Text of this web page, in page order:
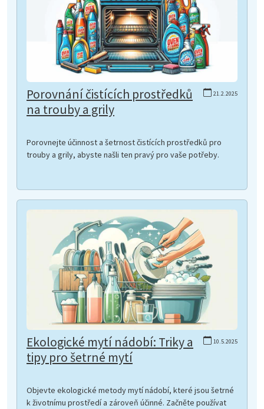
21.2.2025
Porovnání čistících prostředků
na trouby a grily
Porovnejte účinnost a šetrnost čistících prostředků pro
trouby a grily, abyste našli ten pravý pro vaše potřeby.
10.5.2025
Ekologické mytí nádobí: Triky a
tipy pro šetrné mytí
Objevte ekologické metody mytí nádobí, které jsou šetrné
k životnímu prostředí a zároveň účinné. Začněte používat